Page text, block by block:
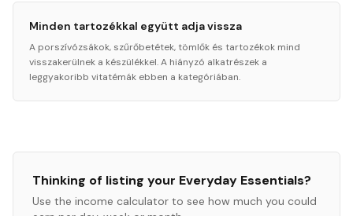
Minden tartozékkal együtt adja vissza
A porszívózsákok, szűrőbetétek, tömlők és tartozékok mind
visszakerülnek a készülékkel. A hiányzó alkatrészek a
leggyakoribb vitatémák ebben a kategóriában.
Thinking of listing your Everyday Essentials?
Use the income calculator to see how much you could